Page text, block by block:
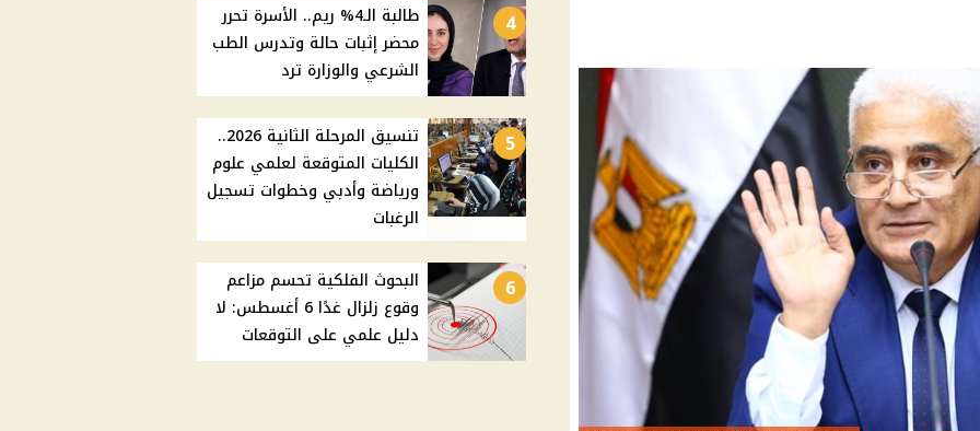
4
طالبة الـ4% ريم.. الأسرة تحرر
محضر إثبات حالة وتدرس الطب
الشرعي والوزارة ترد
5
تنسيق المرحلة الثانية 2026..
الكليات المتوقعة لعلمي علوم
ورياضة وأدبي وخطوات تسجيل
الرغبات
6
البحوث الفلكية تحسم مزاعم
وقوع زلزال غدًا 6 أغسطس: لا
دليل علمي على التوقعات